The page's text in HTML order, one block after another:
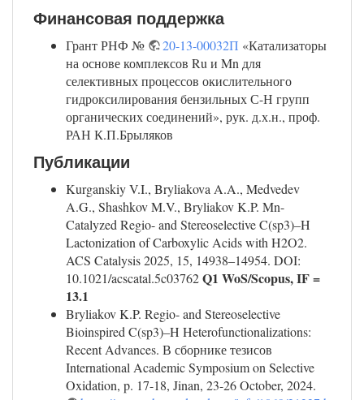
Финансовая поддержка
Грант РНФ № 20-13-00032П «Катализаторы
на основе комплексов Ru и Mn для
селективных процессов окислительного
гидроксилирования бензильных С-Н групп
органических соединений», рук. д.х.н., проф.
РАН К.П.Брыляков
Публикации
Kurganskiy V.I., Bryliakova A.A., Medvedev
A.G., Shashkov M.V., Bryliakov K.P. Mn-
Catalyzed Regio- and Stereoselective C(sp3)–H
Lactonization of Carboxylic Acids with H2O2.
ACS Catalysis 2025, 15, 14938‒14954. DOI:
10.1021/acscatal.5c03762Q1 WoS/Scopus, IF =
13.1
Bryliakov K.P. Regio- and Stereoselective
Bioinspired C(sp3)‒H Heterofunctionalizations:
Recent Advances. В сборнике тезисов
International Academic Symposium on Selective
Oxidation, p. 17-18, Jinan, 23-26 October, 2024.